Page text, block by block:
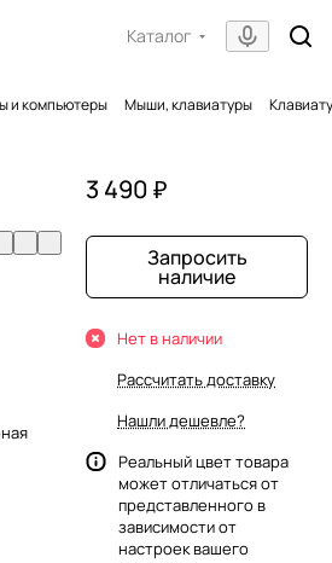
Каталог
и компьютеры Мыши, клавиатуры
3 490 ₽
Запросить
наличие
Нет в наличии
Рассчитать доставку
Нашли дешевле?
Реальный цвет товара
может отличаться от
представленного в
зависимости от
настроек вашего